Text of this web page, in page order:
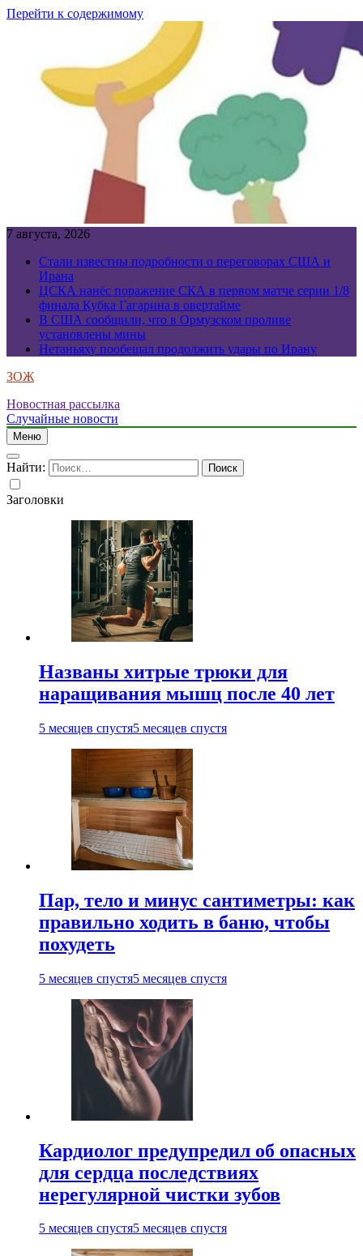
Перейти к содержимому
7 августа, 2026
Стали известны подробности о переговорах США и
Ирана
ЦСКА нанёс поражение СКА в первом матче серии 1/8
финала Кубка Гагарина в овертайме
В США сообщили, что в Ормузском проливе
установлены мины
Нетаньяху пообещал продолжить удары по Ирану
ЗОЖ
Новостная рассылка
Случайные новости
Меню
Найти:
Заголовки
Названы хитрые трюки для
наращивания мышц после 40 лет
5 месяцев спустя5 месяцев спустя
Пар, тело и минус сантиметры: как
правильно ходить в баню, чтобы
похудеть
5 месяцев спустя5 месяцев спустя
Кардиолог предупредил об опасных
для сердца последствиях
нерегулярной чистки зубов
5 месяцев спустя5 месяцев спустя